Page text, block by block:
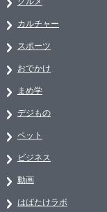
カルチャー
スポーツ
おでかけ
まめ学
デジもの
ペット
ビジネス
動画
はばたけラボ